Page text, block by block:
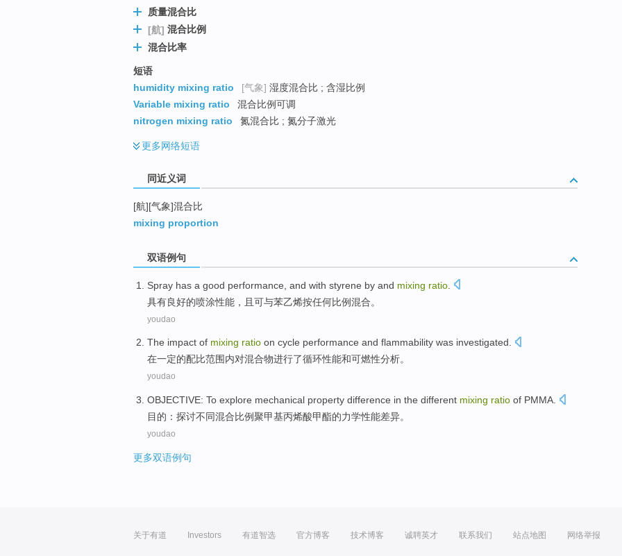
质量混合比
[航] 混合比例
混合比率
短语
humidity mixing ratio
[气象] 湿度混合比 ; 含湿比例
Variable mixing ratio
混合比例可调
nitrogen mixing ratio
氮混合比 ; 氮分子激光
更多网络短语
同近义词
[航][气象]混合比
mixing proportion
双语例句
Spray has a good performance and with styrene by and mixing ratio
具有良好的喷涂性能 ，且可与苯乙烯按任何比例混合。
youdao
The impact of mixing ratio on cycle performance and flammability was investigated.
在一定的配比范围内对混合物进行了循环性能和可燃性分析。
youdao
OBJECTIVE: To explore mechanical property difference in the different mixing ratio of PMMA.
目的 ： 探讨不同混合比例聚甲基丙烯酸甲酯的力学性能差异。
youdao
更多双语例句
关于有道 Investors 有道智选 官方博客 技术博客 诚聘英才 联系我们 站点地图 网络举报